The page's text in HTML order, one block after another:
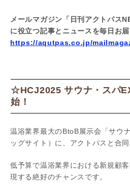
メールマガジン「日刊アクトパス
に役立つ記事とニュースを毎日お
https://aqutpas.co.jp/
☆HCJ2025 サウナ・スパ
始！
温浴業界最大のBtoB展示会「サウ
ッグサイト）に、アクトパスと合
低予算で温浴業界における新規顧
現する絶好のチャンスです。